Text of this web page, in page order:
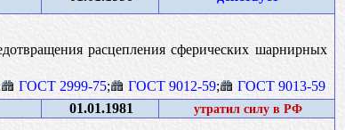
расцепления сферических шарнирных
ГОСТ 2999-75; ГОСТ 9012-59;
ГОСТ 9013-59
01.01.1981 утратил силу в РФ